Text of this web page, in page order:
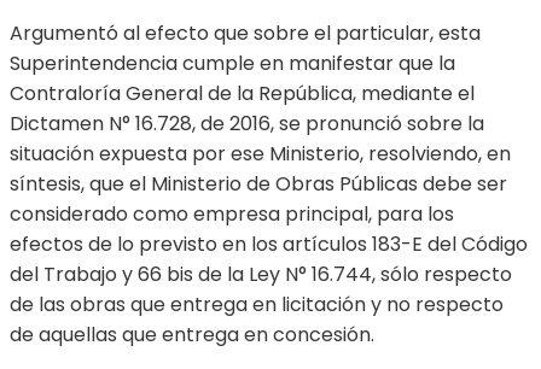
Argumentó al efecto que sobre el particular, esta
Superintendencia cumple en manifestar que la
Contraloría General de la República, mediante el
Dictamen N° 16.728, de 2016, se pronunció sobre la
situación expuesta por ese Ministerio, resolviendo, en
síntesis, que el Ministerio de Obras Públicas debe ser
considerado como empresa principal, para los
efectos de lo previsto en los artículos 183-E del Código
del Trabajo y 66 bis de la Ley N° 16.744, sólo respecto
de las obras que entrega en licitación y no respecto
de aquellas que entrega en concesión.